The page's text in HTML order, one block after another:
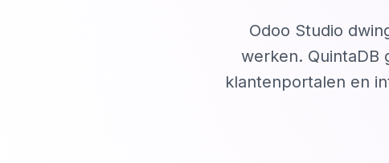
Odoo Studio
werken. QuintaDB
klantenportalen en